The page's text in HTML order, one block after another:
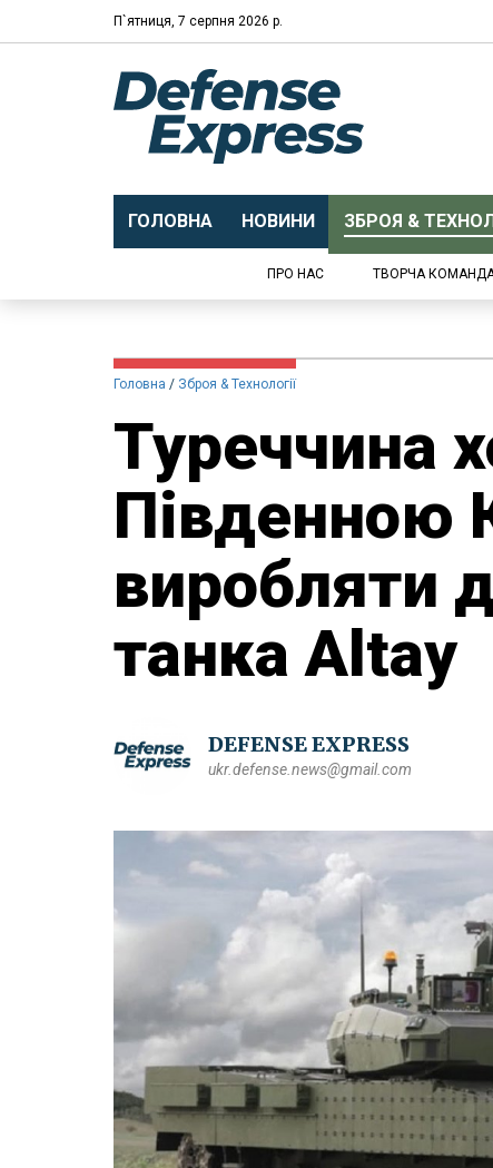
П`ятниця, 7 серпня 2026 р.
ГОЛОВНА НОВИНИ ЗБРОЯ &
ПРО НАС ТВОРЧА
Головна Зброя & Технології
Туреччина
Південною
виробляти
танка Altay
DEFENSE EXPRESS
ukr.defense.news@gmail.com